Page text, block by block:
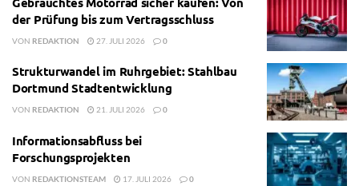
der Prüfung bis zum Vertragsschluss
VON REDAKTION 27. JULI 2026 0
Strukturwandel im Ruhrgebiet: Stahlbau
Dortmund Stadtentwicklung
VON REDAKTION 21. JULI 2026 0
Informationsabfluss bei
Forschungsprojekten
VON REDAKTIONSTEAM 17. JULI 2026 0